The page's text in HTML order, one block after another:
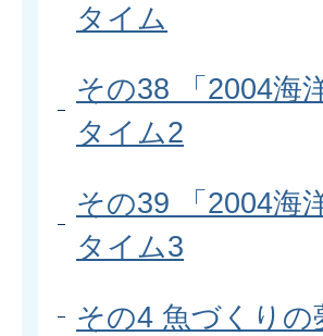
タイム
その38 「2004海
タイム2
その39 「2004海
タイム3
その4 魚づくりの